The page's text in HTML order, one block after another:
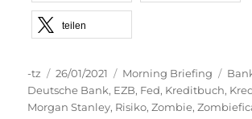
teilen
Autor
-tz
Veröffentlicht
am
26/01/2021 Kategorien
Morning Briefing
Deutsche Bank, EZB, Fed, Kreditbuch,
Morgan Stanley, Risiko,Zombie,